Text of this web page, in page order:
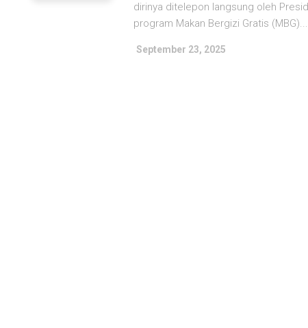
dirinya ditelepon langsung oleh
program Makan Bergizi Gratis
September 23, 2025